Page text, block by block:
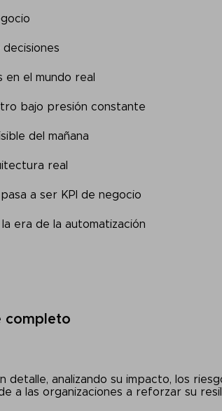
el mundo real
bajo presión constante
del mañana
real
a ser KPI de negocio
era de la automatización
completo
analizando su impacto, los
a las organizaciones a reforzar su